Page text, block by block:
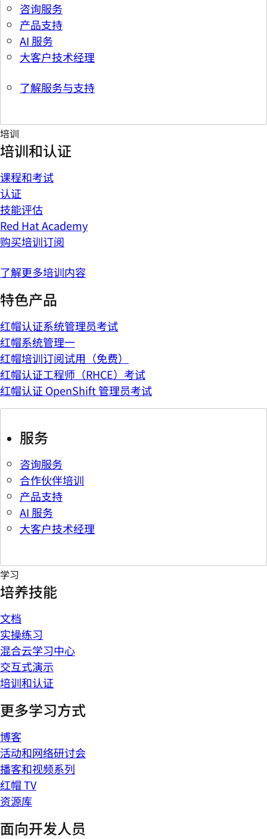
咨询服务
产品支持
AI 服务
大客户技术经理
了解服务与支持
培训
培训和认证
课程和考试
认证
技能评估
Red Hat Academy
购买培训订阅
了解更多培训内容
特色产品
红帽认证系统管理员考试
红帽系统管理一
红帽培训订阅试用（免费）
红帽认证工程师（RHCE）考试
红帽认证 OpenShift 管理员考试
服务
咨询服务
合作伙伴培训
产品支持
AI 服务
大客户技术经理
学习
培养技能
文档
实操练习
混合云学习中心
交互式演示
培训和认证
更多学习方式
博客
活动和网络研讨会
播客和视频系列
红帽 TV
资源库
面向开发人员